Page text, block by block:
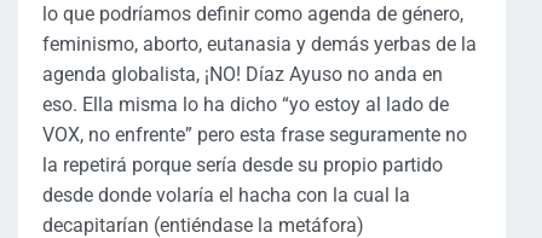
lo que podríamos definir como agenda de género,
feminismo, aborto, eutanasia y demás yerbas de la
agenda globalista, ¡NO! Díaz Ayuso no anda en
eso. Ella misma lo ha dicho “yo estoy al lado de
VOX, no enfrente” pero esta frase seguramente no
la repetirá porque sería desde su propio partido
desde donde volaría el hacha con la cual la
decapitarían (entiéndase la metáfora)